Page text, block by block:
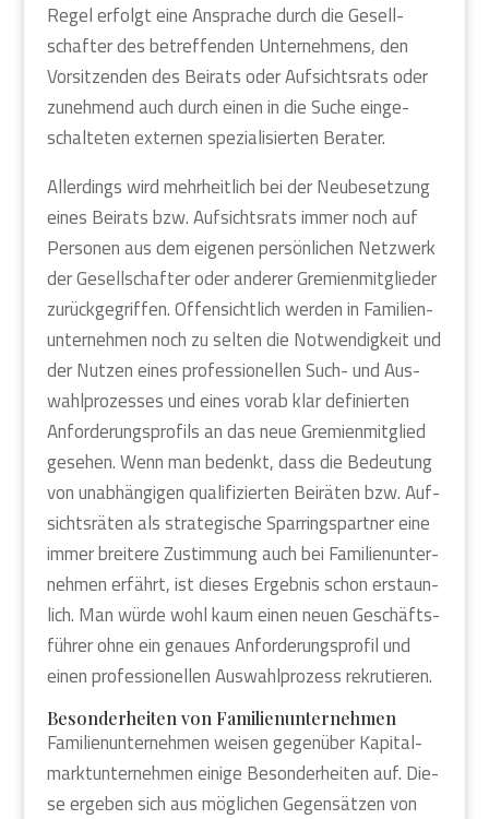
Regel erfolgt eine Anspra­che durch die Gesell­
schaf­ter des betref­fen­den Unter­neh­mens, den
Vor­sit­zen­den des Bei­rats oder Auf­sichts­rats oder
zuneh­mend auch durch einen in die Suche ein­ge­
schal­te­ten exter­nen spe­zia­li­sier­ten Bera­ter.
Aller­dings wird mehr­heit­lich bei der Neu­be­set­zung
eines Bei­rats bzw. Auf­sichts­rats immer noch auf
Per­so­nen aus dem eige­nen per­sön­li­chen Netz­werk
der Gesell­schaf­ter oder ande­rer Gre­mi­en­mit­glie­der
zurück­ge­grif­fen. Offen­sicht­lich wer­den in Fami­li­en­
un­ter­neh­men noch zu sel­ten die Not­wen­dig­keit und
der Nut­zen eines pro­fes­sio­nel­len Such- und Aus­
wahl­pro­zes­ses und eines vor­ab klar defi­nier­ten
Anfor­de­rungs­pro­fils an das neue Gre­mi­en­mit­glied
gese­hen. Wenn man bedenkt, dass die Bedeu­tung
von unab­hän­gi­gen qua­li­fi­zier­ten Bei­rä­ten bzw. Auf­
sichts­rä­ten als stra­te­gi­sche Spar­rings­part­ner eine
immer brei­te­re Zustim­mung auch bei Fami­li­en­un­ter­
neh­men erfährt, ist die­ses Ergeb­nis schon erstaun­
lich. Man wür­de wohl kaum einen neu­en Geschäfts­
füh­rer ohne ein genau­es Anfor­de­rungs­pro­fil und
einen pro­fes­sio­nel­len Aus­wahl­pro­zess rekru­tie­ren.
Beson­der­hei­ten von Fami­li­en­un­ter­neh­men
Fami­li­en­un­ter­neh­men wei­sen gegen­über Kapi­tal­
markt­un­ter­neh­men eini­ge Beson­der­hei­ten auf. Die­
se erge­ben sich aus mög­li­chen Gegen­sät­zen von